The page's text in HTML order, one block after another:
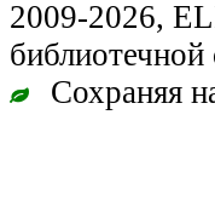
2009-2026,
Сохраняя